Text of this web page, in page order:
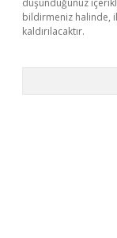
düşündüğünüz
bildirmeniz halinde,
kaldırılacaktır.